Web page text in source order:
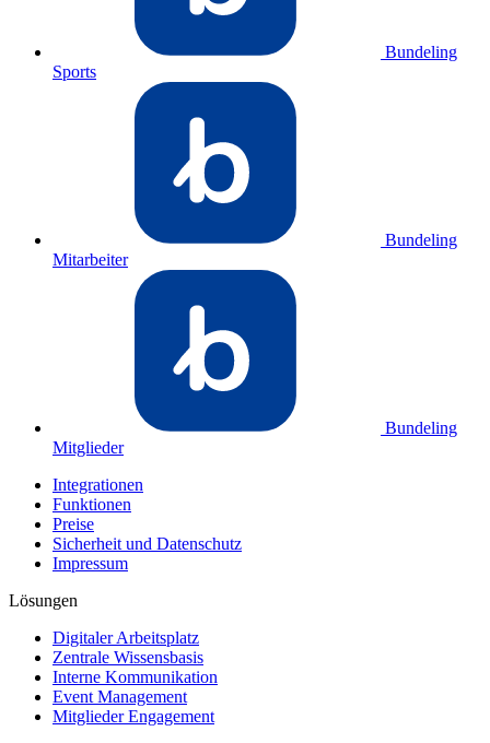
Bundeling
Sports
Bundeling
Mitarbeiter
Bundeling
Mitglieder
Integrationen
Funktionen
Preise
Sicherheit und Datenschutz
Impressum
Lösungen
Digitaler Arbeitsplatz
Zentrale Wissensbasis
Interne Kommunikation
Event Management
Mitglieder Engagement